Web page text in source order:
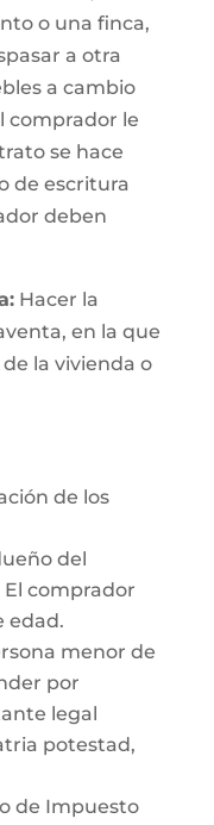
o una finca,
a otra
a cambio
comprador le
se hace
de escritura
deben
Hacer la
en la que
la vivienda o
de los
del
comprador
edad.
menor de
por
legal
potestad,
de Impuesto